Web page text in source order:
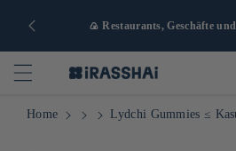
🍙 Restaurants, Geschäfte
Home Lydchi Gummies ≤